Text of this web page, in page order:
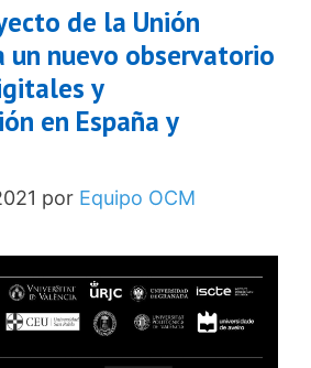
de la Unión
un nuevo observatorio
y
en España y
por Equipo OCM